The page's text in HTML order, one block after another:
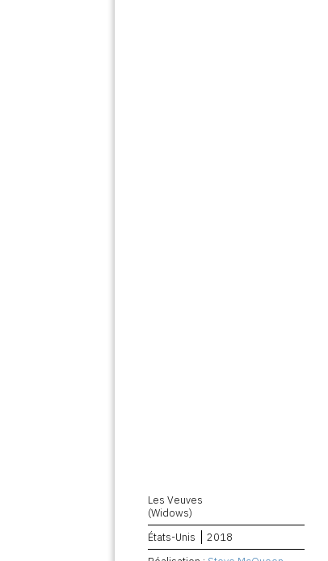
Les Veuves
(Widows)
États-Unis
2018